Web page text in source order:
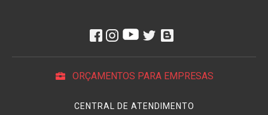
ORÇAMENTOS PARA EMPRESAS
CENTRAL DE ATENDIMENTO